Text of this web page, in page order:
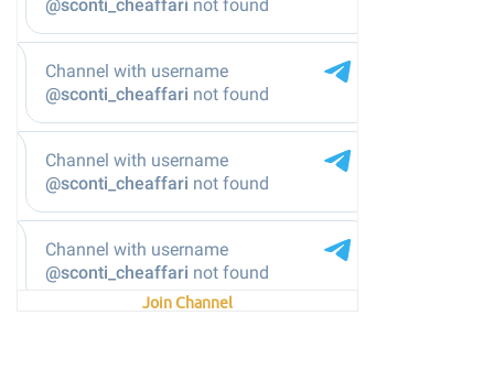
Join Channel